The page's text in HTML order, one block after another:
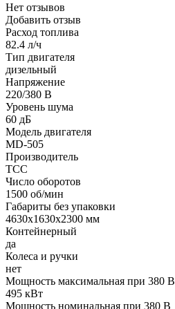
Нет отзывов
Добавить отзыв
Расход топлива
82.4 л/ч
Тип двигателя
дизельный
Напряжение
220/380 В
Уровень шума
60 дБ
Модель двигателя
MD-505
Производитель
ТСС
Число оборотов
1500 об/мин
Габариты без упаковки
4630х1630х2300 мм
Контейнерный
да
Колеса и ручки
нет
Мощность максимальная при 380 В
495 кВт
Мощность номинальная при 380 В